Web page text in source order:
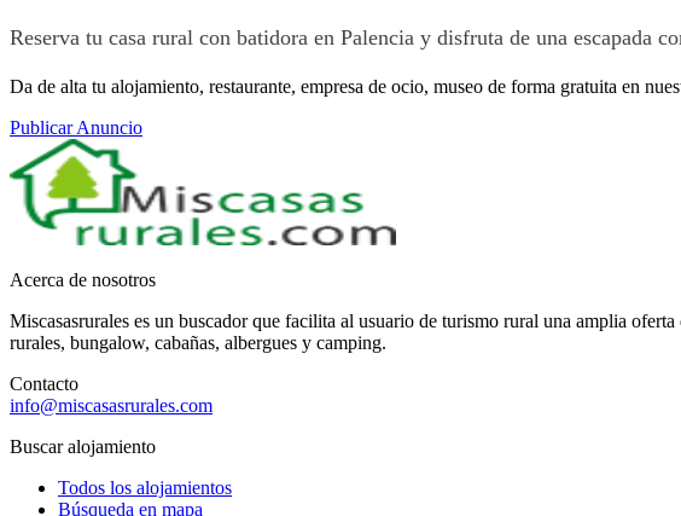
Reserva tu casa rural con batidora en Palencia y disfruta de una escapada
Da de alta tu alojamiento, restaurante, empresa de ocio, museo de forma gratuita en
Publicar Anuncio
Acerca de nosotros
Miscasasrurales es un buscador que facilita al usuario de turismo rural una amplia
rurales, bungalow, cabañas, albergues y camping.
Contacto
info@miscasasrurales.com
Buscar alojamiento
Todos los alojamientos
Búsqueda en mapa